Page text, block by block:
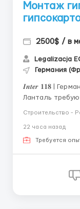
Монтаж
2500$ / в
Legalizacja
Германия
𝑰𝒏𝒕𝒆𝒓 𝟏𝟏𝟖 |
Ланталь
команды
права категории B. Заработная плата: 13
Строительство -
22 часа назад
Требуется